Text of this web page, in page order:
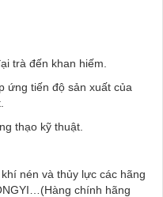
trà đến khan hiếm.
ứng tiến độ sản xuất của
thạo kỹ thuật.
nén và thủy lực các hãng
chính hãng